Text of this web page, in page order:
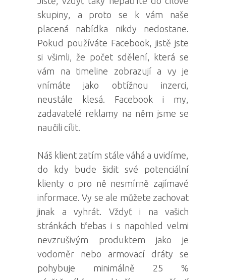
skupiny, a proto se k vám naše
placená nabídka nikdy nedostane.
Pokud používáte Facebook, jistě jste
si všimli, že počet sdělení, která se
vám na timeline zobrazují a vy je
vnímáte jako obtížnou inzerci,
neustále klesá. Facebook i my,
zadavatelé reklamy na něm jsme se
naučili cílit.
Náš klient zatím stále váhá a uvidíme,
do kdy bude šidit své potenciální
klienty o pro ně nesmírně zajímavé
informace. Vy se ale můžete zachovat
jinak a vyhrát. Vždyť i na vašich
stránkách třebas i s napohled velmi
nevzrušivým produktem jako je
vodoměr nebo armovací dráty se
pohybuje minimálně 25 %